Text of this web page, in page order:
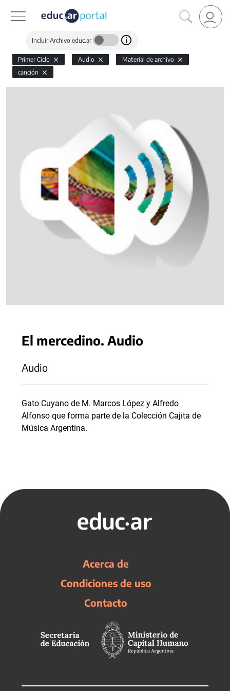
Incluir Archivo educ.ar
Primer Ciclo Audio
Material de archivo
canción
El mercedino. Audio
Audio
Gato Cuyano de M. Marcos López y Alfredo
Alfonso que forma parte de la Colección Cajita de
Música Argentina.
Acerca de
Condiciones de uso
Contacto